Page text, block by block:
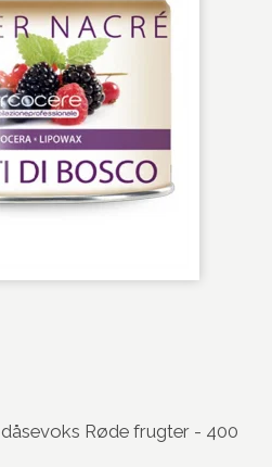
Røde frugter - 400